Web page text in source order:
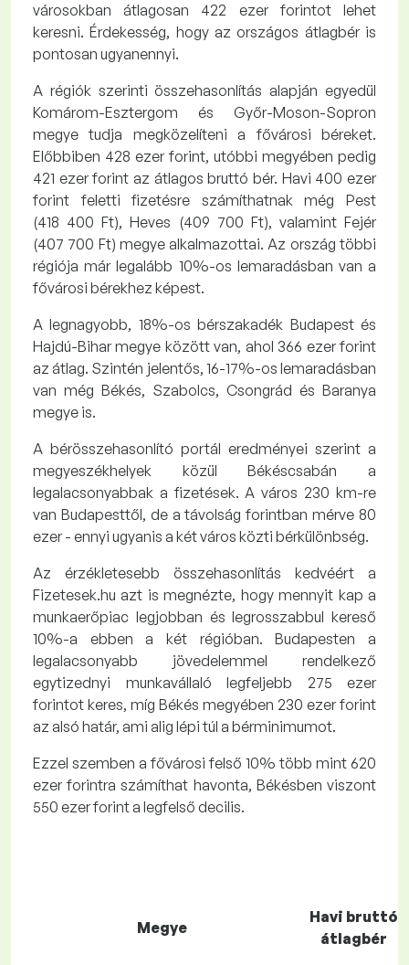
városokban átlagosan 422 ezer forintot lehet
keresni. Érdekesség, hogy az országos átlagbér is
pontosan ugyanennyi.
A régiók szerinti összehasonlítás alapján egyedül
Komárom-Esztergom és Győr-Moson-Sopron
megye tudja megközelíteni a fővárosi béreket.
Előbbiben 428 ezer forint, utóbbi megyében pedig
421 ezer forint az átlagos bruttó bér. Havi 400 ezer
forint feletti fizetésre számíthatnak még Pest
(418 400 Ft), Heves (409 700 Ft), valamint Fejér
(407 700 Ft) megye alkalmazottai. Az ország többi
régiója már legalább 10%-os lemaradásban van a
fővárosi bérekhez képest.
A legnagyobb, 18%-os bérszakadék Budapest és
Hajdú-Bihar megye között van, ahol 366 ezer forint
az átlag. Szintén jelentős, 16-17%-os lemaradásban
van még Békés, Szabolcs, Csongrád és Baranya
megye is.
A bérösszehasonlító portál eredményei szerint a
megyeszékhelyek közül Békéscsabán a
legalacsonyabbak a fizetések. A város 230 km-re
van Budapesttől, de a távolság forintban mérve 80
ezer - ennyi ugyanis a két város közti bérkülönbség.
Az érzékletesebb összehasonlítás kedvéért a
Fizetesek.hu azt is megnézte, hogy mennyit kap a
munkaerőpiac legjobban és legrosszabbul kereső
10%-a ebben a két régióban. Budapesten a
legalacsonyabb jövedelemmel rendelkező
egytizednyi munkavállaló legfeljebb 275 ezer
forintot keres, míg Békés megyében 230 ezer forint
az alsó határ, ami alig lépi túl a bérminimumot.
Ezzel szemben a fővárosi felső 10% több mint 620
ezer forintra számíthat havonta, Békésben viszont
550 ezer forint a legfelső decilis.
Megye
Havi bruttó
átlagbér